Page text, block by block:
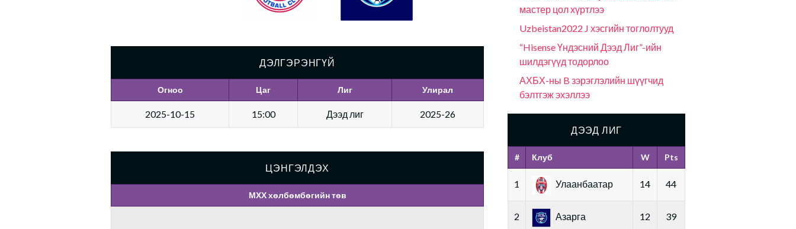
ДЭЛГЭРЭНГҮЙ
Огноо Цаг Лиг Улирал
2025-10-15 15:00 Дээд лиг 2025-26
ЦЭНГЭЛДЭХ
МХХ хөлбөмбөгийн төв
мастер цол хүртлээ
Uzbeistan2022 J хэсгийн тоглолтууд
“Hisense Үндэсний Дээд Лиг”-ийн
шилдэгүүд тодорлоо
АХБХ-ны B зэрэглэлийн шүүгчид
бэлтгэж эхэллээ
ДЭЭД ЛИГ
# Клуб W Pts
1 Улаанбаатар 14 44
2 Азарга 12 39